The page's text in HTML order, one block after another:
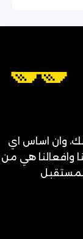
وان اساس اي
وافعالنا هي من